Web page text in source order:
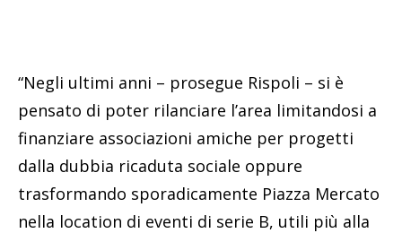
“Negli ultimi anni – prosegue Rispoli – si è
pensato di poter rilanciare l’area limitandosi a
finanziare associazioni amiche per progetti
dalla dubbia ricaduta sociale oppure
trasformando sporadicamente Piazza Mercato
nella location di eventi di serie B, utili più alla